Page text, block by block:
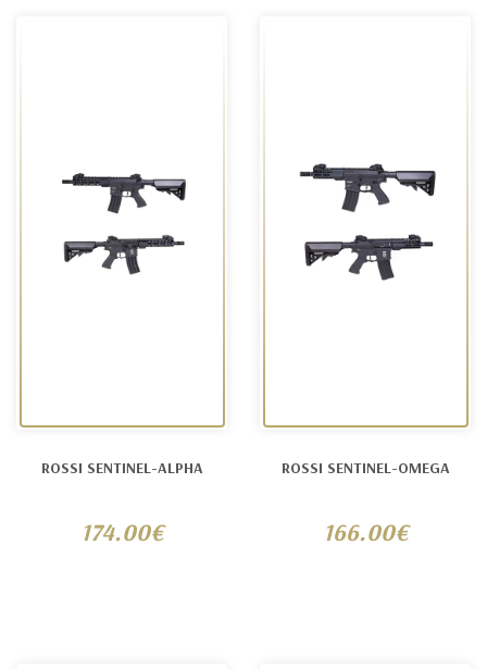
ROSSI SENTINEL-ALPHA
174.00€
ROSSI SENTINEL-OMEGA
166.00€